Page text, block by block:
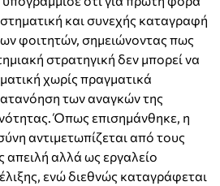
και συνεχής καταγραφή
φοιτητών, σημειώνοντας πως
στρατηγική δεν μπορεί να
χωρίς πραγματικά
των αναγκών της
Όπως επισημάνθηκε, η
αντιμετωπίζεται από τους
απειλή αλλά ως εργαλείο
ενώ διεθνώς καταγράφεται